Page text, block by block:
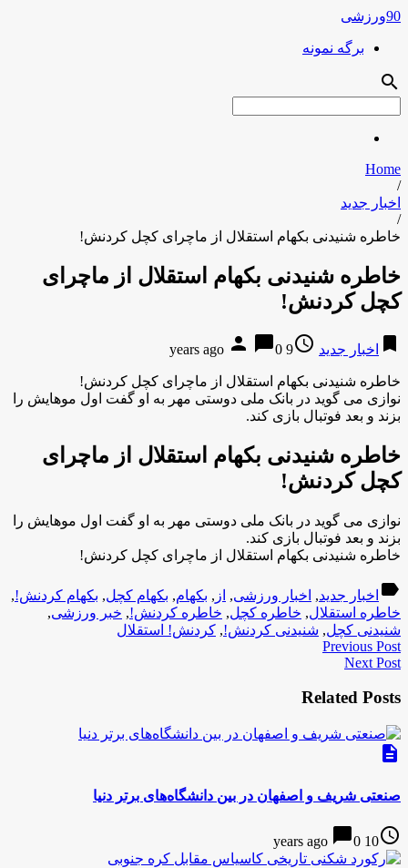
90ورزشی
برگه نمونه
search
Home
/
اخبار جدید
/
خاطره شنیدنی بکهام استقلال از ماچرای کچل کردنش!
خاطره شنیدنی بکهام استقلال از ماچرای
کچل کردنش!
bookmark اخبار جدید access_time
9 years ago
person chat_bubble0
خاطره شنیدنی بکهام استقلال از ماچرای کچل کردنش!
نوازی می گوید در بانک ملی دوستی مهر به او گفت اول موهایش را
بزند و بعد فوتبال بازی کند.
خاطره شنیدنی بکهام استقلال از ماچرای
کچل کردنش!
نوازی می گوید در بانک ملی دوستی مهر به او گفت اول موهایش را
بزند و بعد فوتبال بازی کند.
خاطره شنیدنی بکهام استقلال از ماچرای کچل کردنش!
label اخبار جدید, اخبار ورزشی, از , بکهام, بکهام کچل, بکهام کردنش!,
خاطره استقلال, خاطره کچل, خاطره کردنش!, خبر ورزشی,
شنیدنی کچل, شنیدنی کردنش!, کردنش! استقلال
Previous Post
Next Post
Related Posts
description
صنعتی شریف و اصفهان در بین دانشگاه‌های برتر دنیا
access_time
10 years ago
chat_bubble0